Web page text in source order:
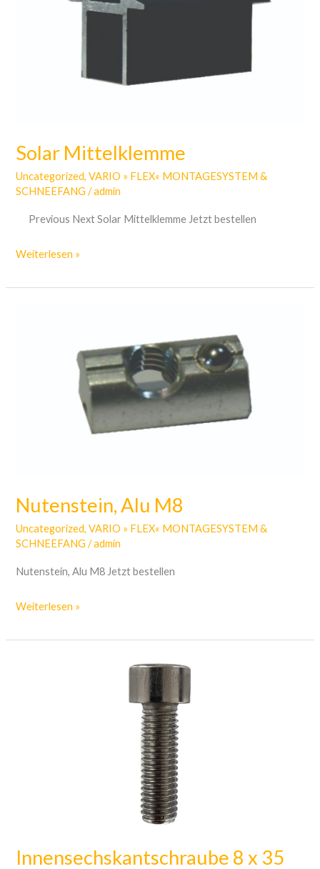
Solar Mittelklemme
Uncategorized,VARIO » FLEX« MONTAGESYSTEM &
SCHNEEFANG /admin
Previous Next Solar Mittelklemme Jetzt bestellen
Weiterlesen »
Nutenstein, Alu M8
Uncategorized,VARIO » FLEX« MONTAGESYSTEM &
SCHNEEFANG /admin
Nutenstein, Alu M8 Jetzt bestellen
Weiterlesen »
Innensechskantschraube 8 x 35
Innensechskantschraube